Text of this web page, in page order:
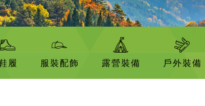
履 服裝配飾 露營裝備 戶外裝備